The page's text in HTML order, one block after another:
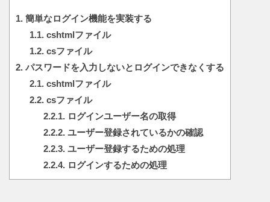
1. 簡単なログイン機能を実装する
1.1.cshtmlファイル
1.2.csファイル
2. パスワードを入力しないとログインできなくする
2.1.cshtmlファイル
2.2.csファイル
2.2.1.ログインユーザー名の取得
2.2.2.ユーザー登録されているかの確認
2.2.3.ユーザー登録するための処理
2.2.4.ログインするための処理